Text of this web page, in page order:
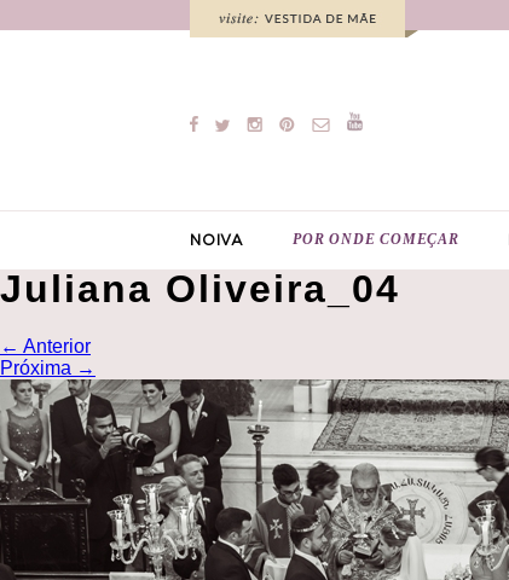
NOIVA POR ONDE COMEÇAR
Juliana Oliveira_04
← Anterior
Próxima →